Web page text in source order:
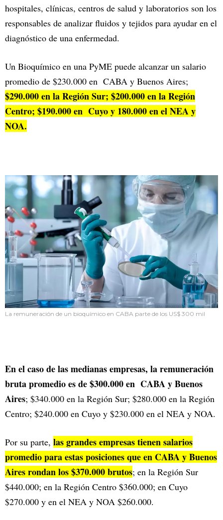
hospitales, clínicas, centros de salud y laboratorios son los
responsables de analizar fluidos y tejidos para ayudar en el
diagnóstico de una enfermedad.
Un Bioquímico en una PyME puede alcanzar un salario
promedio de $230.000 en CABA y Buenos Aires;
$290.000 en la Región Sur; $200.000 en la Región
Centro; $190.000 en Cuyo y 180.000 en el NEA y
NOA.
La remuneración de un bioquímico en CABA parte de los US$ 300 mil
En el caso de las medianas empresas, la remuneración
bruta promedio es de $300.000 en CABA y Buenos
Aires; $340.000 en la Región Sur; $280.000 en la Región
Centro; $240.000 en Cuyo y $230.000 en el NEA y NOA.
Por su parte, las grandes empresas tienen salarios
promedio para estas posiciones que en CABA y Buenos
Aires rondan los $370.000 brutos; en la Región Sur
$440.000; en la Región Centro $360.000; en Cuyo
$270.000 y en el NEA y NOA $260.000.